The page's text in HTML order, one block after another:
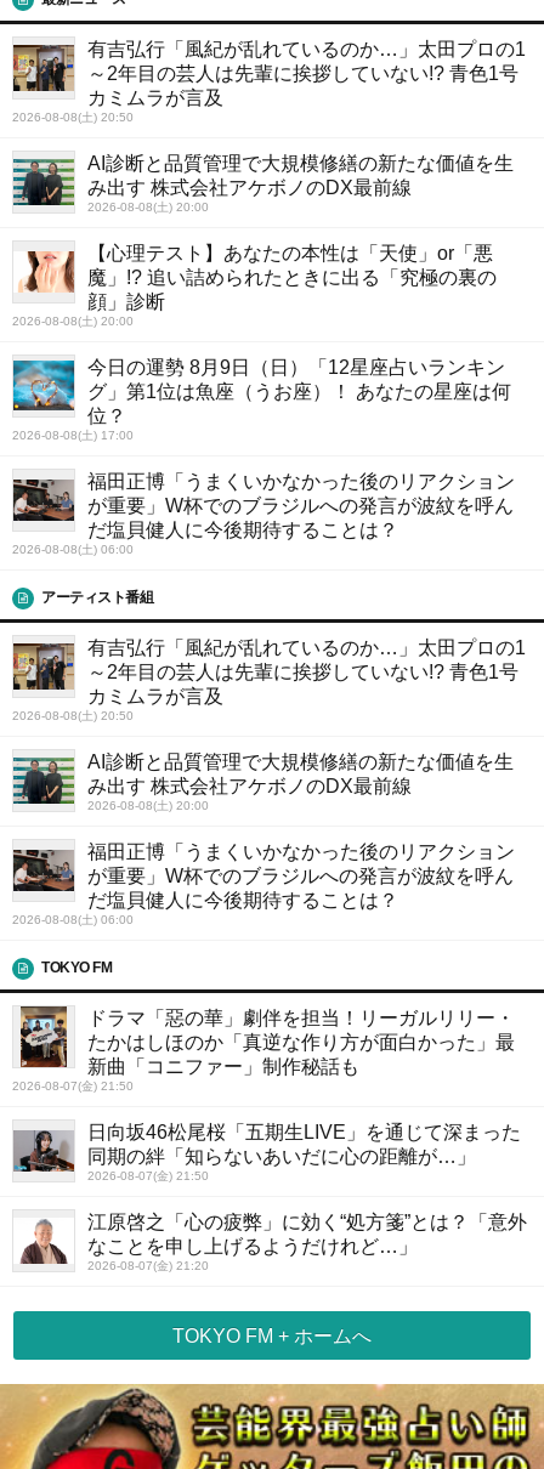
有吉弘行「風紀が乱れているのか…」太田プロの1
～2年目の芸人は先輩に挨拶していない!? 青色1号
カミムラが言及
2026-08-08(土) 20:50
AI診断と品質管理で大規模修繕の新たな価値を生
み出す 株式会社アケボノのDX最前線
2026-08-08(土) 20:00
【心理テスト】あなたの本性は「天使」or「悪
魔」!? 追い詰められたときに出る「究極の裏の
顔」診断
2026-08-08(土) 20:00
今日の運勢 8月9日（日）「12星座占いランキン
グ」第1位は魚座（うお座）！ あなたの星座は何
位？
2026-08-08(土) 17:00
福田正博「うまくいかなかった後のリアクション
が重要」W杯でのブラジルへの発言が波紋を呼ん
だ塩貝健人に今後期待することは？
2026-08-08(土) 06:00
アーティスト番組
有吉弘行「風紀が乱れているのか…」太田プロの1
～2年目の芸人は先輩に挨拶していない!? 青色1号
カミムラが言及
2026-08-08(土) 20:50
AI診断と品質管理で大規模修繕の新たな価値を生
み出す 株式会社アケボノのDX最前線
2026-08-08(土) 20:00
福田正博「うまくいかなかった後のリアクション
が重要」W杯でのブラジルへの発言が波紋を呼ん
だ塩貝健人に今後期待することは？
2026-08-08(土) 06:00
TOKYO FM
ドラマ「惡の華」劇伴を担当！リーガルリリー・
たかはしほのか「真逆な作り方が面白かった」最
新曲「コニファー」制作秘話も
2026-08-07(金) 21:50
日向坂46松尾桜「五期生LIVE」を通じて深まった
同期の絆「知らないあいだに心の距離が…」
2026-08-07(金) 21:50
江原啓之「心の疲弊」に効く“処方箋”とは？「意外
なことを申し上げるようだけれど…」
2026-08-07(金) 21:20
TOKYO FM + ホームへ